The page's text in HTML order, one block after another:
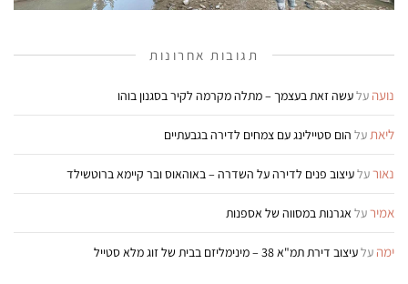
תגובות אחרונות
נועה עלעשה זאת בעצמך – מתלה מקרמה לקיר בסגנון בוהו
ליאתעל הום סטיילינג עם צמחים לדירה בגבעתיים
נאורעלעיצוב פנים לדירה על השדרה – באוהאוס ובר קיימא ברוטשילד
אמירעל אגרנות במסווה של אספנות
ימה עלעיצוב דירת תמ"א 38 – מינימליזם בבית של זוג מלא סטייל